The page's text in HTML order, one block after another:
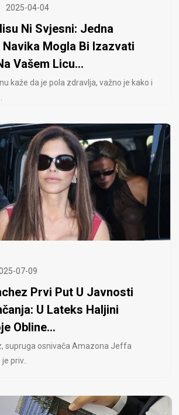
2025-04-04
Ni Svjesni: Jedna
Navika Mogla Bi Izazvati
Vašem Licu...
kaže da je pola zdravlja, važno je kako i
07-09
Prvi Put U Javnosti
U Lateks Haljini
Obline...
supruga osnivača Amazona Jeffa
priv..